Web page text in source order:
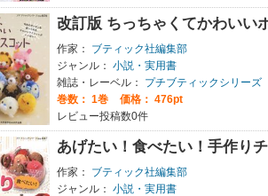
改訂版 ちっちゃくてかわいい
作家：
ブティック社編集部
ジャンル： 小説・実用書
雑誌・レーベル：
プチブティックシリーズ
巻数： 1巻
価格： 476pt
レビュー投稿数0件
あげたい！食べたい！手作り
作家：
ブティック社編集部
ジャンル： 小説・実用書